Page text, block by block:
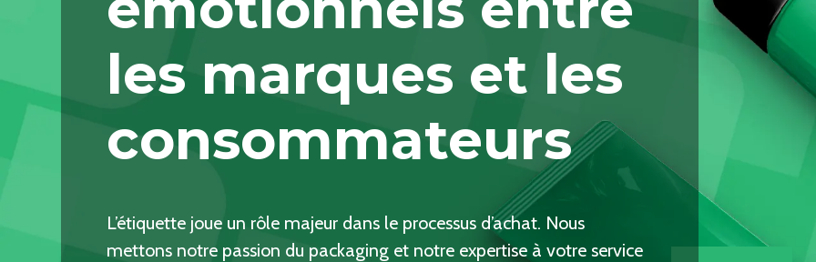
les marques et les
consommateurs
L’étiquette joue un rôle majeur dans le processus d’achat. Nous
mettons notre passion du packaging et notre expertise à votre service